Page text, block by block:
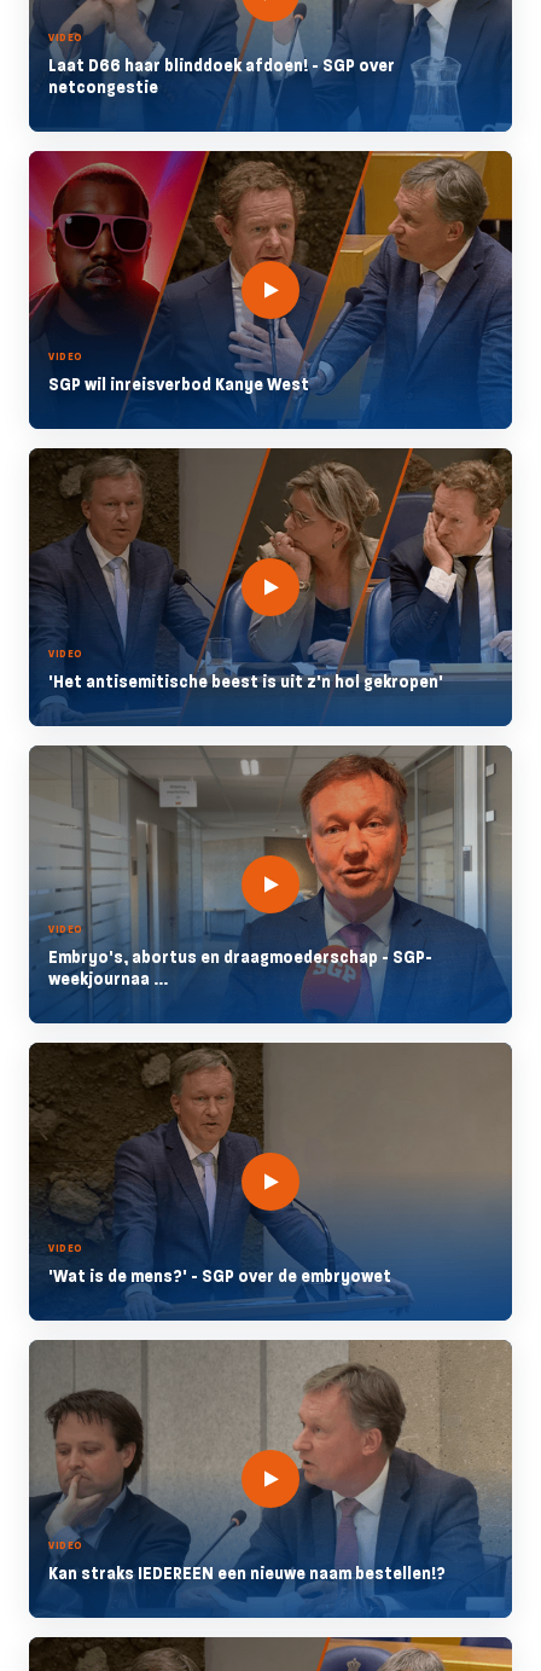
VIDEO
Laat D66 haar blinddoek afdoen! - SGP over
netcongestie
VIDEO
SGP wil inreisverbod Kanye West
VIDEO
'Het antisemitische beest is uit z'n hol gekropen'
VIDEO
Embryo's, abortus en draagmoederschap - SGP-
weekjournaa ...
VIDEO
'Wat is de mens?' - SGP over de embryowet
VIDEO
Kan straks IEDEREEN een nieuwe naam bestellen!?